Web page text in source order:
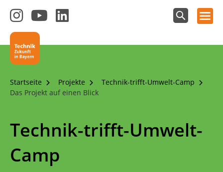
Technik - Zukunft in Bayern
Zum
Instagram-
Kanal
von
Technik-
in
Bayern
Zum
YouTube-LinkedIn-
Suchfeld
Hauptnavigation öffnen
Startseite Projekte
Technik-trifft-Umwelt-Camp
Das Projekt auf einen Blick
Technik-trifft-Umwelt-
Camp